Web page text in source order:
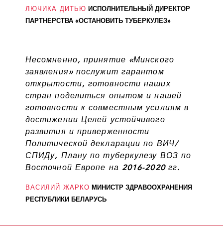
ЛЮЧИКА ДИТЬЮ ИСПОЛНИТЕЛЬНЫЙ ДИРЕКТОР
ПАРТНЕРСТВА «ОСТАНОВИТЬ ТУБЕРКУЛЕЗ»
Несомненно, принятие «Минского
заявления» послужит гарантом
открытости, готовности наших
стран поделиться опытом и нашей
готовности к совместным усилиям в
достижении Целей устойчивого
развития и приверженности
Политической декларации по ВИЧ/
СПИДу, Плану по туберкулезу ВОЗ по
Восточной Европе на 2016-2020 гг.
ВАСИЛИЙ ЖАРКО МИНИСТР ЗДРАВООХРАНЕНИЯ
РЕСПУБЛИКИ БЕЛАРУСЬ